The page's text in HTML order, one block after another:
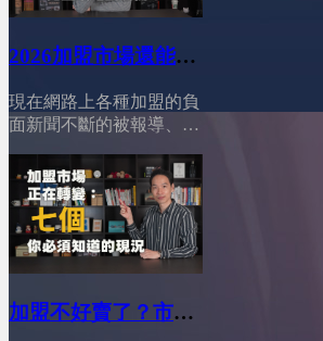
2026加盟市場還能進
│YES加盟│加盟幫幫
現在網路上各種加盟的負
面新聞不斷的被報導、競
猶豫：「現在這個時機
點，加盟市場到底還能不
能進場？會不會我把省吃
儉用存的第一桶金，投進
去後就血本無歸？」別擔
來徹底分析，並告訴你一
個真相：加盟依然有機
加盟不好賣了？市場